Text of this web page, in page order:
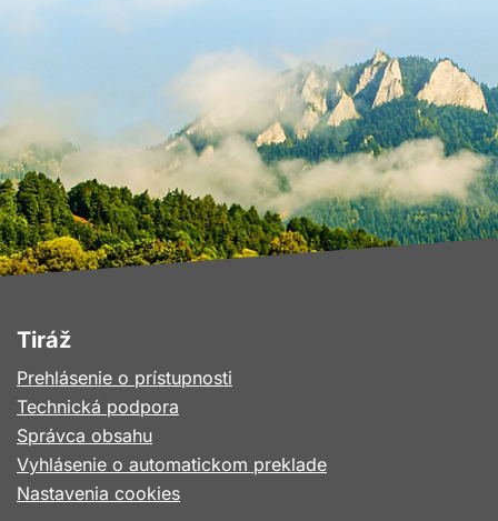
Tiráž
Prehlásenie o prístupnosti
Technická podpora
Správca obsahu
Vyhlásenie o automatickom preklade
Nastavenia cookies